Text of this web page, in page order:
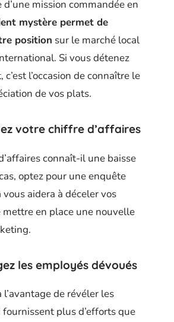
d’une mission commandée en
mystère permet de
position sur le marché local
Si vous détenez
l’occasion de connaître le
de vos plats.
votre chiffre d’affaires
connaît-il une baisse
optez pour une enquête
vous aidera à déceler vos
en place une nouvelle
les employés dévoués
l’avantage de révéler les
plus d’efforts que